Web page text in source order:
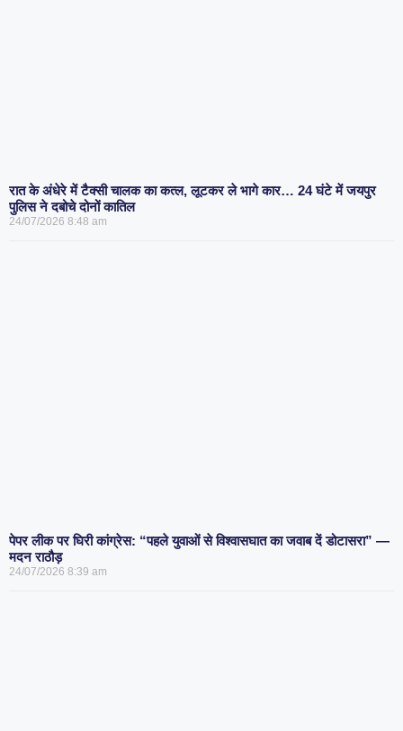
रात के अंधेरे में टैक्सी चालक का कत्ल, लूटकर ले भागे कार… 24 घंटे में जयपुर
पुलिस ने दबोचे दोनों कातिल
24/07/2026 8:48 am
पेपर लीक पर घिरी कांग्रेस: “पहले युवाओं से विश्वासघात का जवाब दें डोटासरा” —
मदन राठौड़
24/07/2026 8:39 am